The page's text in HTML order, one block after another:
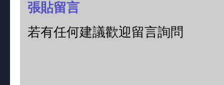
張貼留言
若有任何建議歡迎留言詢問